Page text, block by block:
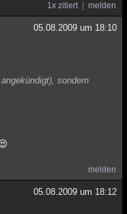
1x zitiert melden
05.08.2009 um 18:10
sondern
melden
05.08.2009 um 18:12